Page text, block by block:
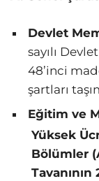
Devlet
sayılı
48’inci
şartları
Eğitim ve
Yüksek
Bölümler